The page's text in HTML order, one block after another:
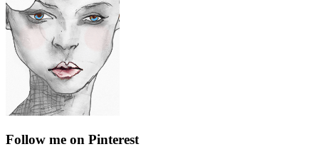
Follow me on Pinterest